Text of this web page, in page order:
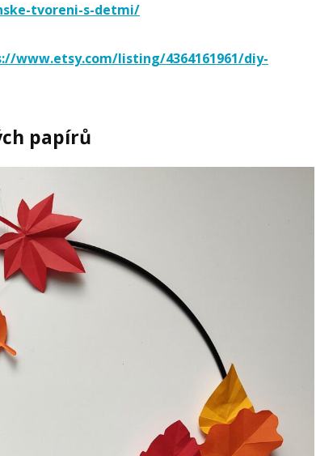
tvoreni-s-detmi/
www.etsy.com/listing/4364161961/diy-
papírů